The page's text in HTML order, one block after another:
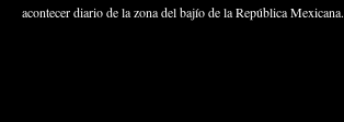
acontecer diario de la zona del bajío de la República Mexicana.